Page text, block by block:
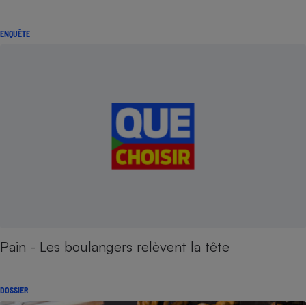
ENQUÊTE
Pain - Les boulangers relèvent la tête
DOSSIER